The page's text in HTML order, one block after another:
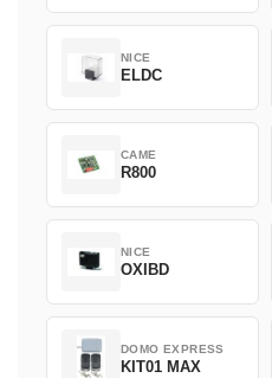
NICE
ELDC
CAME
R800
NICE
OXIBD
DOMO EXPRESS
KIT01 MAX